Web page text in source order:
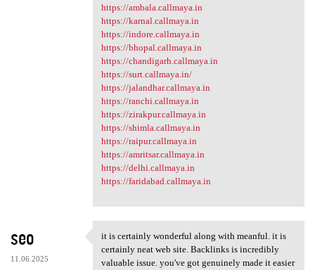
https://ambala.callmaya.in
https://karnal.callmaya.in
https://indore.callmaya.in
https://bhopal.callmaya.in
https://chandigarh.callmaya.in
https://surt.callmaya.in/
https://jalandhar.callmaya.in
https://ranchi.callmaya.in
https://zirakpur.callmaya.in
https://shimla.callmaya.in
https://raipur.callmaya.in
https://amritsar.callmaya.in
https://delhi.callmaya.in
https://faridabad.callmaya.in
seo
11.06.2025
it is certainly wonderful
it is certainly wonderful along with meanful. it is
certainly neat web site. Backlinks is incredibly
valuable issue. you've got genuinely made it easier